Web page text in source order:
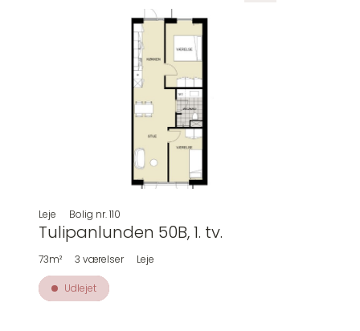
Leje Bolig nr. 110
Tulipanlunden 50B, 1. tv.
73m² 3 værelser Leje
Udlejet